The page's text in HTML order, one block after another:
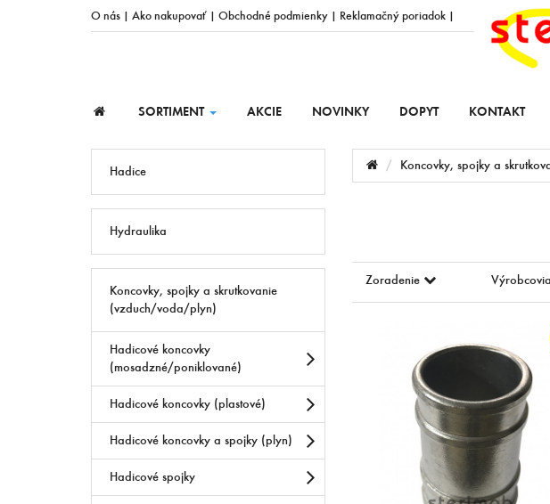
O nás | Ako nakupovať | Obchodné podmienky | Reklamačný poriadok |
SORTIMENT AKCIE NOVINKY DOPYT KONTAKT
Hadice
Hydraulika
Koncovky, spojky a skrutkovanie
(vzduch/voda/plyn)
Hadicové koncovky
(mosadzné/poniklované)
Hadicové koncovky (plastové)
Hadicové koncovky a spojky (plyn)
Hadicové spojky
Koncovky, spojky a
Zoradenie Výrobcovia